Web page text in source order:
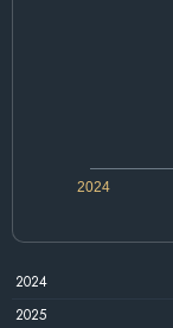
2024
2024
2025